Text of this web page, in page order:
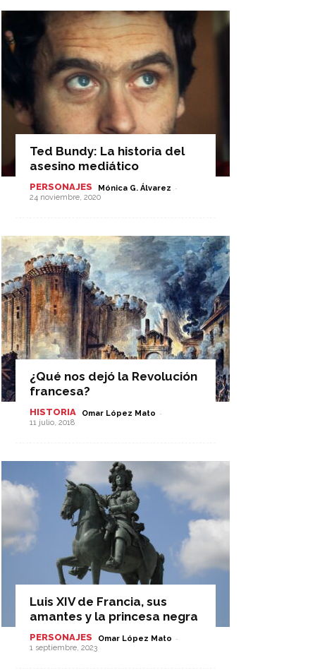
Ted Bundy: La historia del
asesino mediático
PERSONAJES Mónica G. Álvarez -
24 noviembre, 2020
¿Qué nos dejó la Revolución
francesa?
HISTORIA Omar López Mato -
11 julio, 2018
Luis XIV de Francia, sus
amantes y la princesa negra
PERSONAJES Omar López Mato -
1 septiembre, 2023